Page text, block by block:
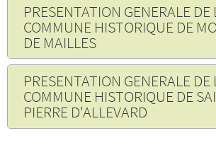
PRESENTATION GENERALE DE
COMMUNE HISTORIQUE DE
DE MAILLES
PRESENTATION GENERALE DE
COMMUNE HISTORIQUE DE
PIERRE D'ALLEVARD